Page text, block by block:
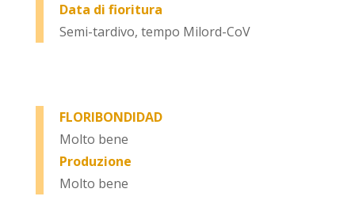
Data di fioritura
Semi-tardivo, tempo Milord-CoV
FLORIBONDIDAD
Molto bene
Produzione
Molto bene